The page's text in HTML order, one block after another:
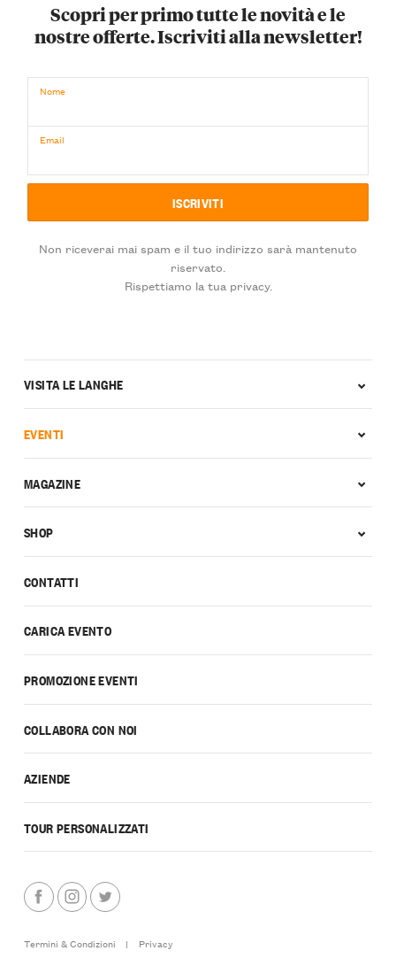
Scopri per primo tutte le novità e le
nostre offerte. Iscriviti alla newsletter!
Nome
Email
Non riceverai mai spam e il tuo indirizzo sarà mantenuto
riservato.
Rispettiamo la tua privacy.
CONTATTI
CARICA EVENTO
PROMOZIONE EVENTI
COLLABORA CON NOI
AZIENDE
TOUR PERSONALIZZATI
VISITA LE LANGHE
EVENTI
MAGAZINE
SHOP
Termini & Condizioni |
Privacy